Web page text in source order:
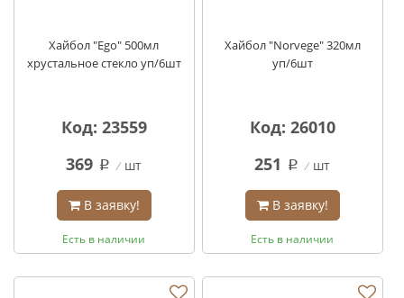
Хайбол "Ego" 500мл
хрустальное стекло уп/6шт
Код: 23559
369 q шт
В заявку!
Есть в наличии
Хайбол "Norvege" 320мл
уп/6шт
Код: 26010
251
q шт
В заявку!
Есть в наличии